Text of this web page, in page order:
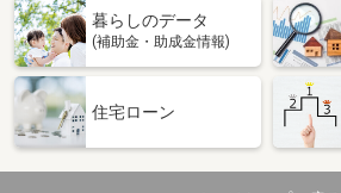
暮らしのデータ
(補助金・助成金情報)
住宅ローン